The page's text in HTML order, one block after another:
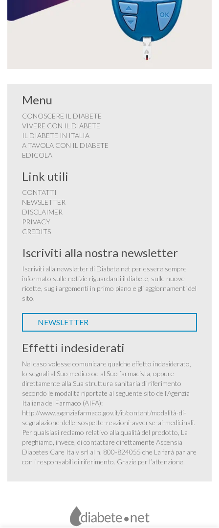
Menu
CONOSCERE IL DIABETE
VIVERE CON IL DIABETE
IL DIABETE IN ITALIA
A TAVOLA CON IL DIABETE
EDICOLA
Link utili
CONTATTI
NEWSLETTER
DISCLAIMER
PRIVACY
CREDITS
Iscriviti alla nostra newsletter
Iscriviti alla newsletter di Diabete.net per essere sempre
informato sulle notizie riguardanti il diabete, sulle nuove
ricette, sugli argomenti in primo piano e gli aggiornamenti del
sito.
NEWSLETTER
Effetti indesiderati
Nel caso volesse comunicare qualche effetto indesiderato,
lo segnali al Suo medico od al Suo farmacista, oppure
direttamente alla Sua struttura sanitaria di riferimento
secondo le modalità riportate al seguente sito dell’Agenzia
Italiana del Farmaco (AIFA):
http://www.agenziafarmaco.gov.it/it/content/modalità-di-
segnalazione-delle-sospette-reazioni-avverse-ai-medicinali.
Per qualsiasi reclamo relativo alla qualità del prodotto, La
preghiamo, invece, di contattare direttamente Ascensia
Diabetes Care Italy srl al n. 800-824055 che La farà parlare
con i responsabili di riferimento. Grazie per l’attenzione.